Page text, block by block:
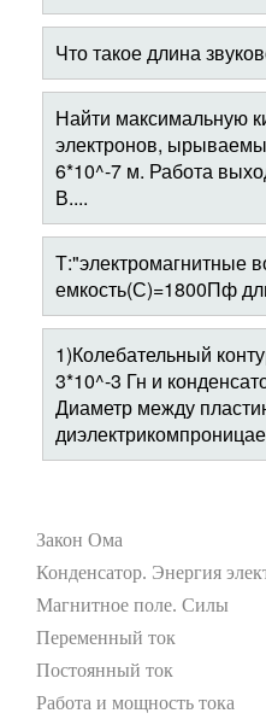
Что такое длина
Найти максимальную
электронов,
6*10^-7 м. Работа
В....
Т:"электромагнитные
емкость(С)=1800Пф
1)Колебательный
3*10^-3 Гн и
Диаметр между
Закон Ома
Конденсатор. Энергия
Магнитное поле. Силы
Переменный ток
Постоянный ток
Работа и мощность тока